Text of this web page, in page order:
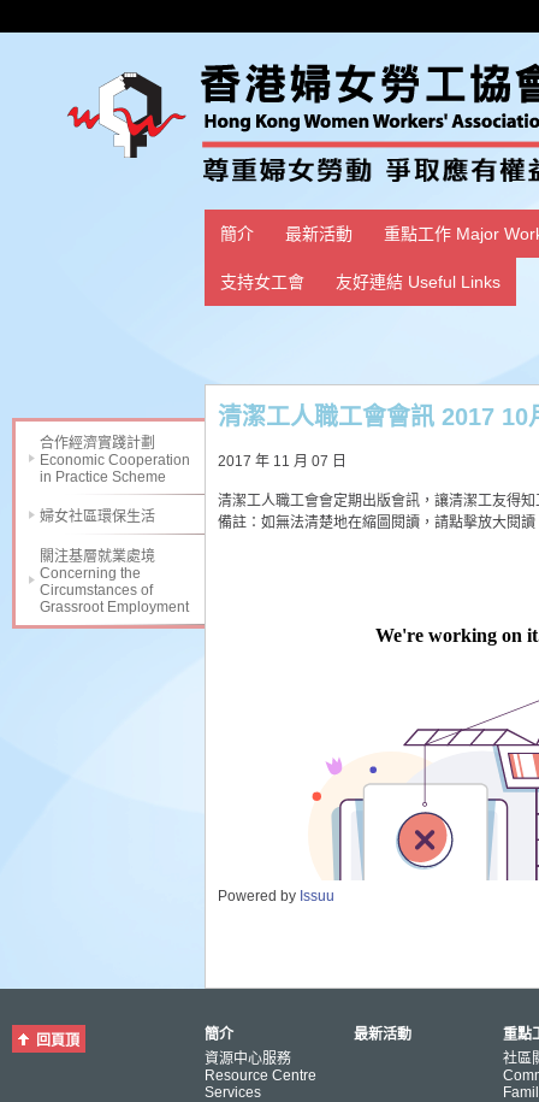
簡介 最新活動 重點工作 Major
支持女工會 友好連結 Useful Links
合作經濟實踐計劃
Economic Cooperation
in Practice Scheme
婦女社區環保生活
關注基層就業處境
Concerning the
Circumstances of
Grassroot Employment
清潔工人職工會會訊 2017 10
2017 年 11 月 07 日
清潔工人職工會會定期出版會訊，讓清潔工友得
備註：如無法清楚地在縮圖閱讀，請點擊放大閱讀
Powered by Issuu
回頁頂
簡介
資源中心服務
Resource Centre
Services
最新活動
重點
社區